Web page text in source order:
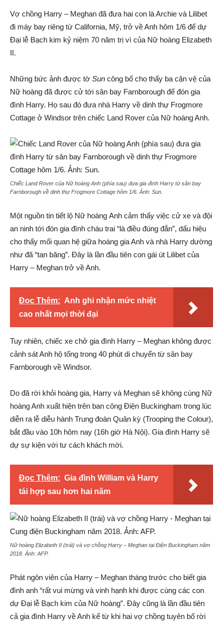
Vợ chồng Harry – Meghan đã đưa hai con là Archie và Lilibet
đi máy bay riêng từ California, Mỹ, trở về Anh hôm 1/6 để dự
Đại lễ Bạch kim kỷ niệm 70 năm trị vì của Nữ hoàng Elizabeth
II.
Những bức ảnh được tờ Sun công bố cho thấy ba cận vệ của
Nữ hoàng đã được cử tới sân bay Farnborough để đón gia
đình Harry. Họ sau đó đưa nhà Harry về dinh thự Frogmore
Cottage ở Windsor trên chiếc Land Rover của Nữ hoàng Anh.
Chiếc Land Rover của Nữ hoàng Anh (phía sau) đưa gia đình Harry từ sân bay
Farnborough về dinh thự Frogmore Cottage hôm 1/6. Ảnh: Sun
Một nguồn tin tiết lộ Nữ hoàng Anh cảm thấy việc cử xe và đội
an ninh tới đón gia đình cháu trai “là điều đúng đắn”, dấu hiệu
cho thấy mối quan hệ giữa hoàng gia Anh và nhà Harry dường
như đã “tan băng”. Đây là lần đầu tiên con gái út Lilibet của
Harry – Meghan trở về Anh.
Đọc Thêm: Anh ghi nhận mức nhiệt
cao nhất mọi thời đại
Tuy nhiên, chiếc xe chở gia đình Harry – Meghan không được
cảnh sát Anh hộ tống trong 40 phút di chuyển từ sân bay
Farnborough về Windsor.
Do đã rời khỏi hoàng gia, Harry và Meghan sẽ không cùng Nữ
hoàng Anh xuất hiện trên ban công Điện Buckingham trong lúc
diễn ra lễ diễu hành Trung đoàn Quân kỳ (Trooping the Colour),
bắt đầu vào 10h hôm nay (16h giờ Hà Nội). Gia đình Harry sẽ
dự sự kiện với tư cách khách mời.
Đọc Thêm: Gia đình William và Harry
tái hợp sau hơn hai năm
Nữ hoàng Elizabeth II (trái) và vợ chồng Harry – Meghan tại Điện Buckingham năm
2018. Ảnh: AFP.
Phát ngôn viên của Harry – Meghan tháng trước cho biết gia
đình anh “rất vui mừng và vinh hạnh khi được cùng các con
dự Đại lễ Bạch kim của Nữ hoàng”. Đây cũng là lần đầu tiên
cả gia đình Harry về Anh kể từ khi hai vợ chồng tuyên bố rời